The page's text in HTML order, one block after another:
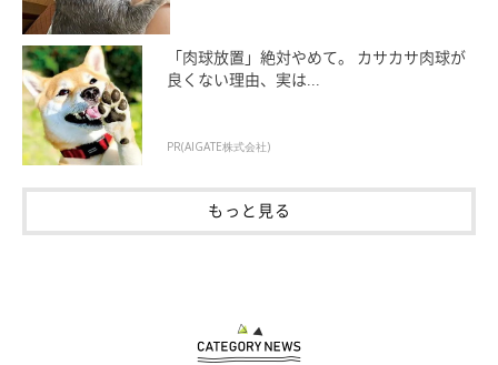
「肉球放置」絶対やめて。 カサカサ肉球が
良くない理由、実は...
PR(AIGATE株式会社)
もっと見る